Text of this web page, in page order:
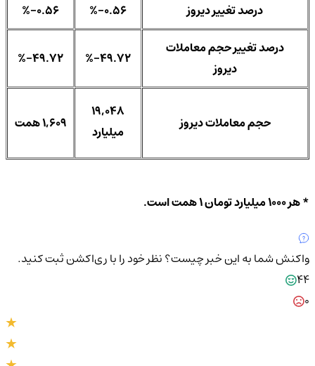
درصد تغییر دیروز
%-0.56
%-0.56
درصد تغییر حجم معاملات
دیروز
%-49.72
%-49.72
حجم معاملات دیروز
19,048
میلیارد
1,609 همت
* هر 1000 میلیارد تومان 1 همت است.
واکنش شما به این خبر چیست؟نظر خود را با ری‌اکشن ثبت کنید.
44